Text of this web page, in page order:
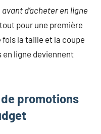
d’acheter en ligne
pour une première
la taille et la coupe
ligne deviennent
promotions